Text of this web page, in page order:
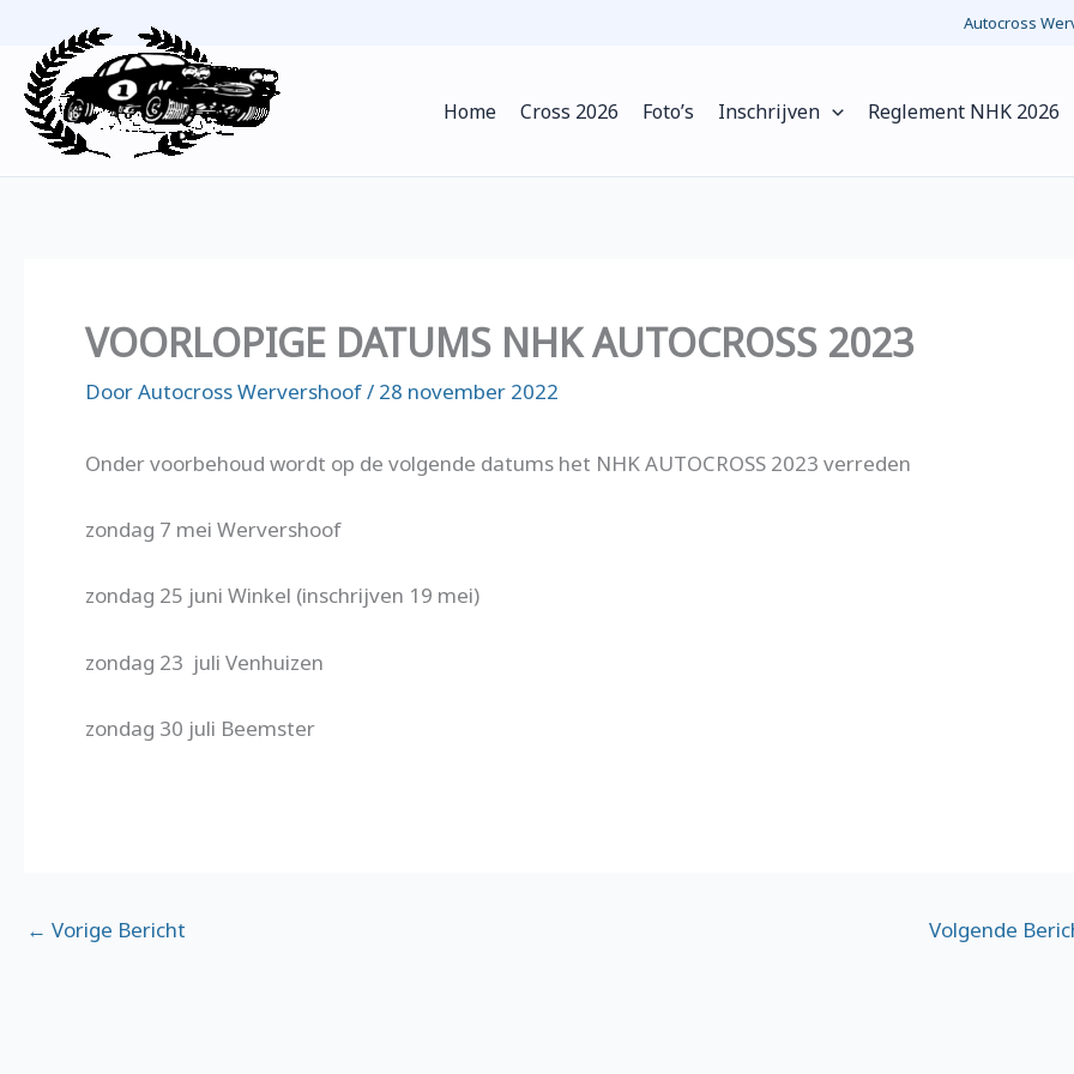
inhoud
Autocross
Home Cross 2026 Foto’s Inschrijven Reglement NHK 2026
VOORLOPIGE DATUMS NHK AUTOCROSS 2023
DoorAutocross Wervershoof/ 28 november 2022
Onder voorbehoud wordt op de volgende datums het NHK AUTOCROSS 2023 verreden
zondag 7 mei Wervershoof
zondag 25 juni Winkel (inschrijven 19 mei)
zondag 23 juli Venhuizen
zondag 30 juli Beemster
← Vorige Bericht Volgende